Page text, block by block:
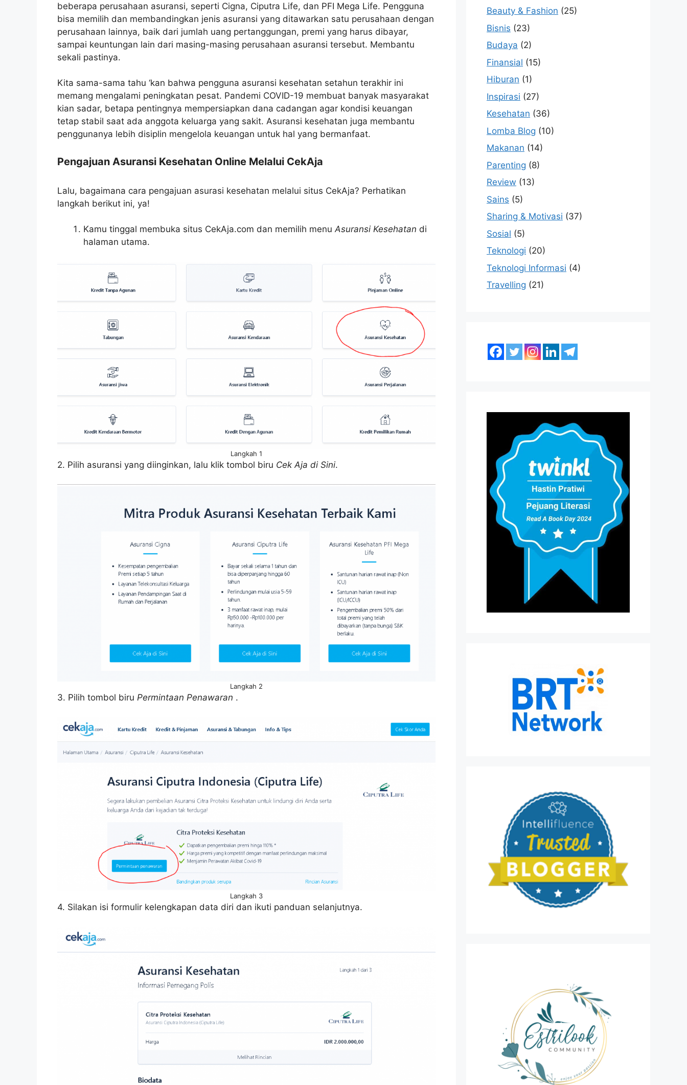
beberapa perusahaan asuransi, seperti Cigna, Ciputra Life, dan PFI Mega Life. Pengguna
bisa memilih dan membandingkan jenis asuransi yang ditawarkan satu perusahaan dengan
perusahaan lainnya, baik dari jumlah uang pertanggungan, premi yang harus dibayar,
sampai keuntungan lain dari masing-masing perusahaan asuransi tersebut. Membantu
sekali pastinya.
Kita sama-sama tahu ‘kan bahwa pengguna asuransi kesehatan setahun terakhir ini
memang mengalami peningkatan pesat. Pandemi COVID-19 membuat banyak masyarakat
kian sadar, betapa pentingnya mempersiapkan dana cadangan agar kondisi keuangan
tetap stabil saat ada anggota keluarga yang sakit. Asuransi kesehatan juga membantu
penggunanya lebih disiplin mengelola keuangan untuk hal yang bermanfaat.
Pengajuan Asuransi Kesehatan Online Melalui CekAja
Lalu, bagaimana cara pengajuan asurasi kesehatan melalui situs CekAja? Perhatikan
langkah berikut ini, ya!
Kamu tinggal membuka situs CekAja.com dan memilih menuAsuransi Kesehatan di
halaman utama.
Langkah 1
2. Pilih asuransi yang diinginkan, lalu klik tombol biru Cek Aja di Sini.
Langkah 2
3. Pilih tombol biru Permintaan Penawaran .
Langkah 3
4. Silakan isi formulir kelengkapan data diri dan ikuti panduan selanjutnya.
Beauty & Fashion (25)
Bisnis (23)
Budaya (2)
Finansial (15)
Hiburan (1)
Inspirasi (27)
Kesehatan (36)
Lomba Blog (10)
Makanan (14)
Parenting (8)
Review (13)
Sains (5)
Sharing & Motivasi (37)
Sosial (5)
Teknologi (20)
Teknologi Informasi (4)
Travelling (21)